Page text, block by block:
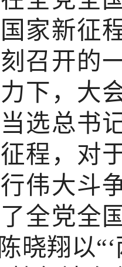
家新征
召开的
下，大
选总书
程，对
伟大斗
全党全
晓翔以